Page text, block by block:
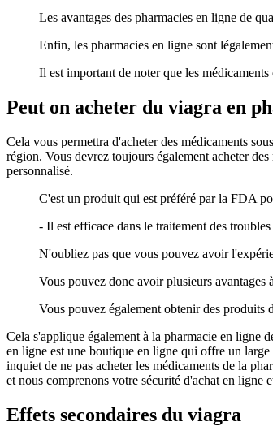
Les avantages des pharmacies en ligne de
Enfin, les pharmacies en ligne sont
Il est important de noter que les
Peut on acheter du viagra en
Cela vous permettra d'acheter des médicaments
région. Vous devrez toujours également acheter
personnalisé.
C'est un produit qui est préféré par la FDA
- Il est efficace dans le traitement des
N'oubliez pas que vous pouvez avoir
Vous pouvez donc avoir plusieurs avantages
Vous pouvez également obtenir des produits
Cela s'applique également à la pharmacie en ligne
en ligne est une boutique en ligne qui offre un
inquiet de ne pas acheter les médicaments de la
et nous comprenons votre sécurité d'achat en ligne
Effets secondaires du viagra